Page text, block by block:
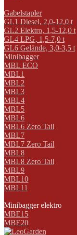
Gabelstapler
GL1 Diesel, 2,0-12,0 t
GL2 Elektro, 1,5-12,0 t
GL4 LPG, 1,5-7,0 t
GL6 Gelände, 3,0-3,5 t
Minibagger
MBL ECO
MBL1
MBL2
MBL3
MBL4
MBL5
MBL6
MBL6 Zero Tail
MBL7
MBL7 Zero Tail
MBL8
MBL8 Zero Tail
MBL9
MBL10
MBL11
Minibagger elektro
MBE15
MBE20